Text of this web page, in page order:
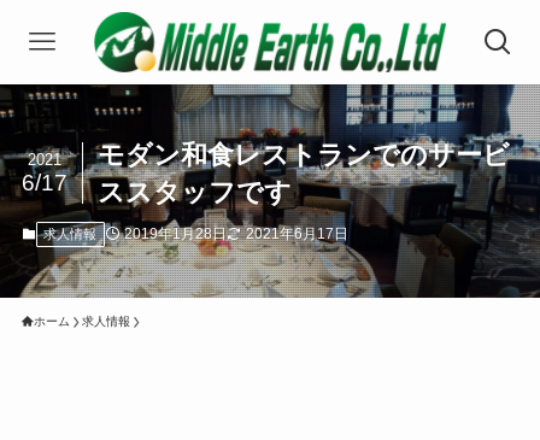
モダン和食レストランでのサービ
ススタッフです
2021
6/17
求人情報 2019年1月28日 2021年6月17日
ホーム 求人情報